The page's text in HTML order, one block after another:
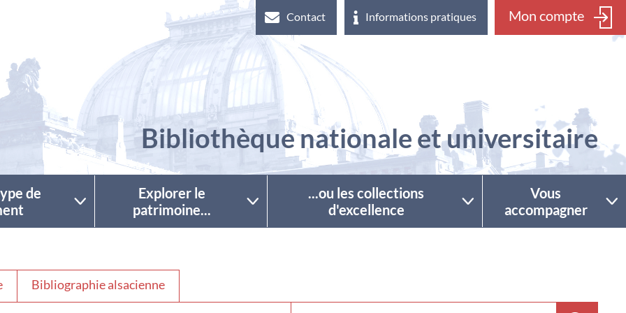
Contact Informations pratiques Mon compte
Bibliothèque nationale et universitaire
de
Explorer le
patrimoine...
...ou les collections
d'excellence
Vous
accompagner
Bibliographie alsacienne